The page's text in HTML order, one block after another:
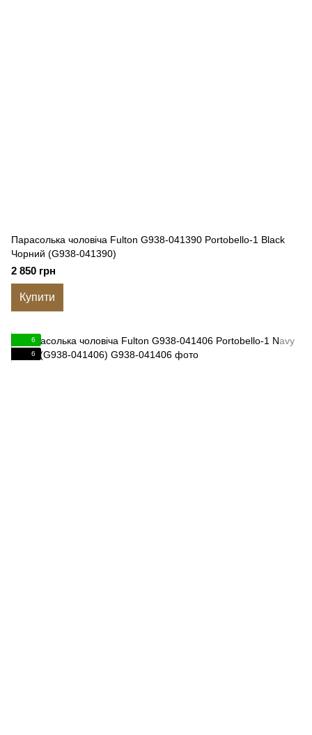
Парасолька чоловіча Fulton G938-041390 Portobello-1 Black
Чорний (G938-041390)
2 850 грн
Купити
6
6